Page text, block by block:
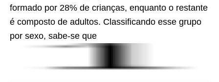
formado por 28% de crianças, enquanto o restante
é composto de adultos. Classificando esse grupo
por sexo, sabe-se que